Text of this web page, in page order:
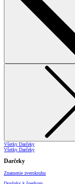
Všetky Darčeky
Všetky Darčeky
Darčeky
Znamenie zverokruhu